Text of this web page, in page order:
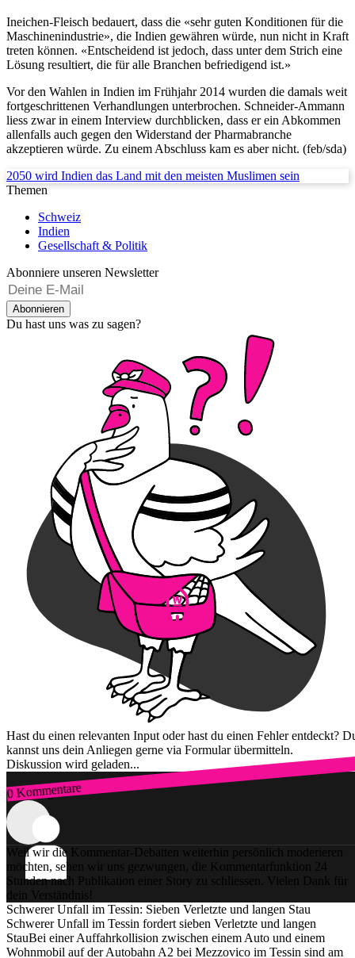
Ineichen-Fleisch bedauert, dass die «sehr guten Konditionen für die
Maschinenindustrie», die Indien gewähren würde, nun nicht in Kraft
treten können. «Entscheidend ist jedoch, dass unter dem Strich eine
Lösung resultiert, die für alle Branchen befriedigend ist.»
Vor den Wahlen in Indien im Frühjahr 2014 wurden die damals weit
fortgeschrittenen Verhandlungen unterbrochen. Schneider-Ammann
liess zwar in einem Interview durchblicken, dass er ein Abkommen
allenfalls auch gegen den Widerstand der Pharmabranche
akzeptieren würde. Zu einem Abschluss kam es aber nicht. (feb/sda)
2050 wird Indien das Land mit den meisten Muslimen sein
Themen
Schweiz
Indien
Gesellschaft & Politik
Abonniere unseren Newsletter
Abonnieren
Du hast uns was zu sagen?
Hast du einen relevanten Input oder hast du einen Fehler entdeckt?
kannst uns dein Anliegen gerne via Formular übermitteln.
Diskussion wird geladen...
0 Kommentare
Zum Login
Weil wir die Kommentar-Debatten weiterhin persönlich moderieren
möchten, sehen wir uns gezwungen, die Kommentarfunktion 24
Stunden nach Publikation einer Story zu schliessen. Vielen Dank für
dein Verständnis!
Schwerer Unfall im Tessin: Sieben Verletzte und langen Stau
Schwerer Unfall im Tessin fordert sieben Verletzte und langen
StauBei einer Auffahrkollision zwischen einem Auto und einem
Wohnmobil auf der Autobahn A2 bei Mezzovico im Tessin sind am